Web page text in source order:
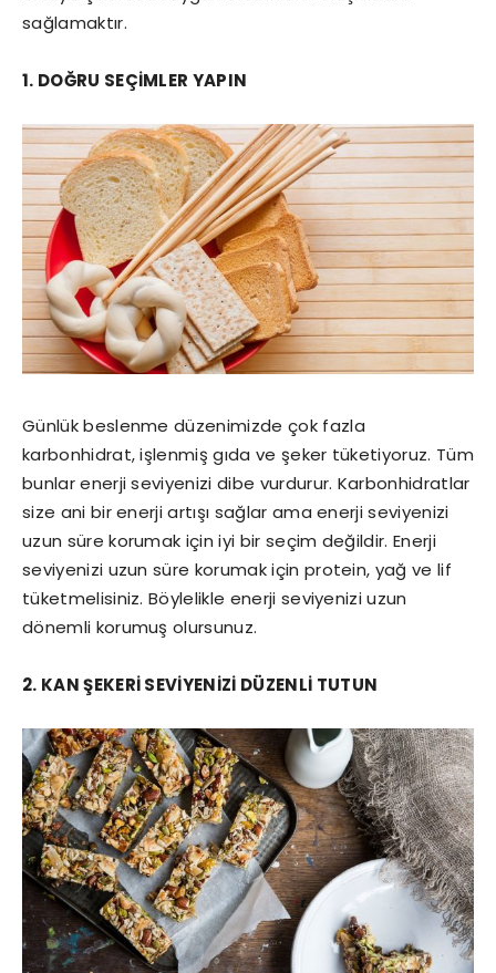
sağlamaktır.
1. DOĞRU SEÇİMLER YAPIN
Günlük beslenme düzenimizde çok fazla
karbonhidrat, işlenmiş gıda ve şeker tüketiyoruz. Tüm
bunlar enerji seviyenizi dibe vurdurur. Karbonhidratlar
size ani bir enerji artışı sağlar ama enerji seviyenizi
uzun süre korumak için iyi bir seçim değildir. Enerji
seviyenizi uzun süre korumak için protein, yağ ve lif
tüketmelisiniz. Böylelikle enerji seviyenizi uzun
dönemli korumuş olursunuz.
2. KAN ŞEKERİ SEVİYENİZİ DÜZENLİ TUTUN